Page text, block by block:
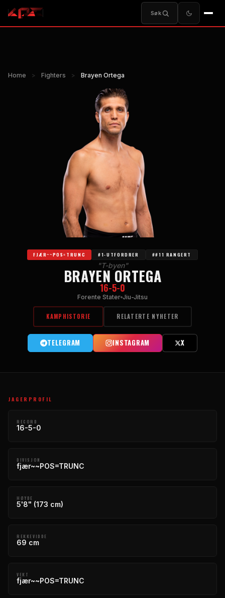
Søk
Home > Fighters > Brayen Ortega
FJÆR~~POS=TRUNC #1-UTFORDRER ##11 RANGERT
"T-byen"
BRAYEN ORTEGA
16-5-0
Forente Stater Jiu-Jitsu
KAMPHISTORIE RELATERTE NYHETER
TELEGRAM INSTAGRAM X
JAGERPROFIL
RECORD
16-5-0
DIVISJON
fjær~~POS=TRUNC
HØYDE
5'8" (173 cm)
REKKEVIDDE
69 cm
VEKT
fjær~~POS=TRUNC